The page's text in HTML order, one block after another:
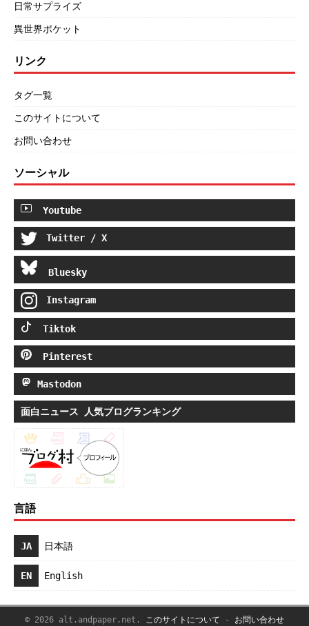
日常サプライズ
異世界ポケット
リンク
タグ一覧
このサイトについて
お問い合わせ
ソーシャル
Youtube
Twitter / X
Bluesky
Instagram
Tiktok
Pinterest
Mastodon
面白ニュース 人気ブログランキング
言語
JA 日本語
EN English
© 2026 alt.andpaper.net. このサイトについて - お問い合わせ